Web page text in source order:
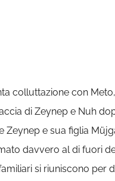
colluttazione con
di Zeynep e Nuh
Zeynep e sua figlia
davvero al di fuori
si riuniscono per